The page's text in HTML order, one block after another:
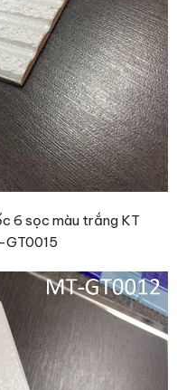
6 sọc màu trắng KT